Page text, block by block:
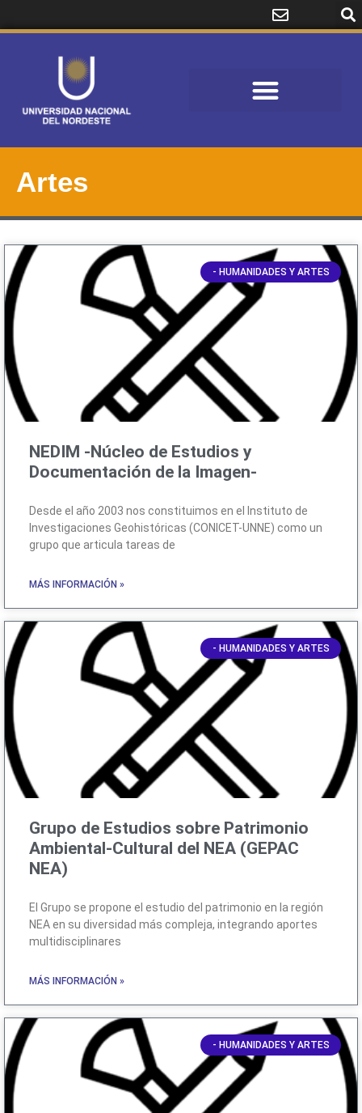
Artes
- HUMANIDADES Y ARTES
NEDIM -Núcleo de Estudios y
Documentación de la Imagen-
Desde el año 2003 nos constituimos en el Instituto de
Investigaciones Geohistóricas (CONICET-UNNE) como un
grupo que articula tareas de
MÁS INFORMACIÓN »
- HUMANIDADES Y ARTES
Grupo de Estudios sobre Patrimonio
Ambiental-Cultural del NEA (GEPAC
NEA)
El Grupo se propone el estudio del patrimonio en la región
NEA en su diversidad más compleja, integrando aportes
multidisciplinares
MÁS INFORMACIÓN »
- HUMANIDADES Y ARTES